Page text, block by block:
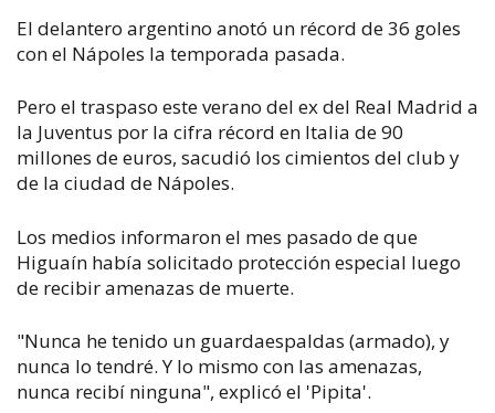
El delantero argentino anotó un récord de 36 goles
con el Nápoles la temporada pasada.
Pero el traspaso este verano del ex del Real Madrid a
la Juventus por la cifra récord en Italia de 90
millones de euros, sacudió los cimientos del club y
de la ciudad de Nápoles.
Los medios informaron el mes pasado de que
Higuaín había solicitado protección especial luego
de recibir amenazas de muerte.
"Nunca he tenido un guardaespaldas (armado), y
nunca lo tendré. Y lo mismo con las amenazas,
nunca recibí ninguna", explicó el 'Pipita'.